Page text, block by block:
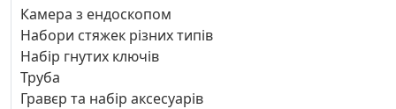
Камера з ендоскопом
Набори стяжек різних типів
Набір гнутих ключів
Труба
Гравєр та набір аксесуарів